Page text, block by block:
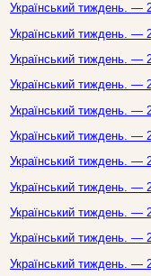
Український тиждень.
Український тиждень.
Український тиждень.
Український тиждень.
Український тиждень.
Український тиждень.
Український тиждень.
Український тиждень.
Український тиждень.
Український тиждень.
Український тиждень.